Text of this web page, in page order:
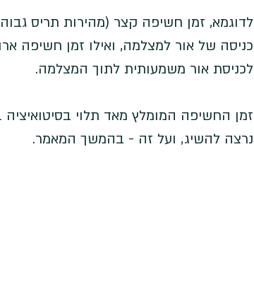
לכניסת אור משמעותית לתוך המצלמה.
זמן החשיפה המומלץ מאד תלוי
נרצה להשיג, ועל זה - בהמשך המאמר.